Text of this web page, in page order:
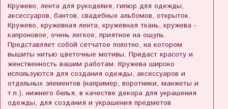
Кружево, лента для рукоделия, гипюр для одежды,
аксессуаров, бантов, свадебных альбомов, открыток.
Кружево, кружевная лента, кружевная ткань, кружева -
капроновое, очень легкое, приятное на ощупь.
Представляет собой сетчатое полотно, на котором
вышиты нитью цветочные мотивы. Придаст красоту и
женственность вашим работам. Кружева широко
используются для создания одежды, аксессуаров и
отдельных элементов (например, воротники, манжеты и
т.п.), нижнего белья, в качестве декора для украшения
одежды, для создания и украшения предметов